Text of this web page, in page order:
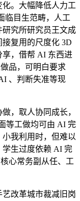
。大幅降低人力工
临目生范畴，人工
究所研究员王文成
复用的尺度化 3D
，借帮 AI 东西进
品，可明白要求
、判断失准等现
，取人协同成长，
等工做均可由 AI 完
我利用时，但难以
生过度依赖 AI 完
心常务副从任、工
改革城市裁减旧岗